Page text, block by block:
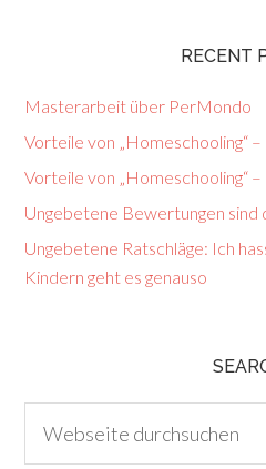
RECENT
Masterarbeit über PerMondo
Vorteile von „Homeschooling“
Vorteile von „Homeschooling“
Ungebetene Bewertungen
Ungebetene Ratschläge: Ich
Kindern geht es genauso